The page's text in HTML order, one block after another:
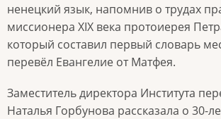
ненецкий язык, напомнив о трудах
миссионера XIX века протоиерея
который составил первый словарь
перевёл Евангелие от Матфея.
Заместитель директора Института
Наталья Горбунова рассказала о 30-